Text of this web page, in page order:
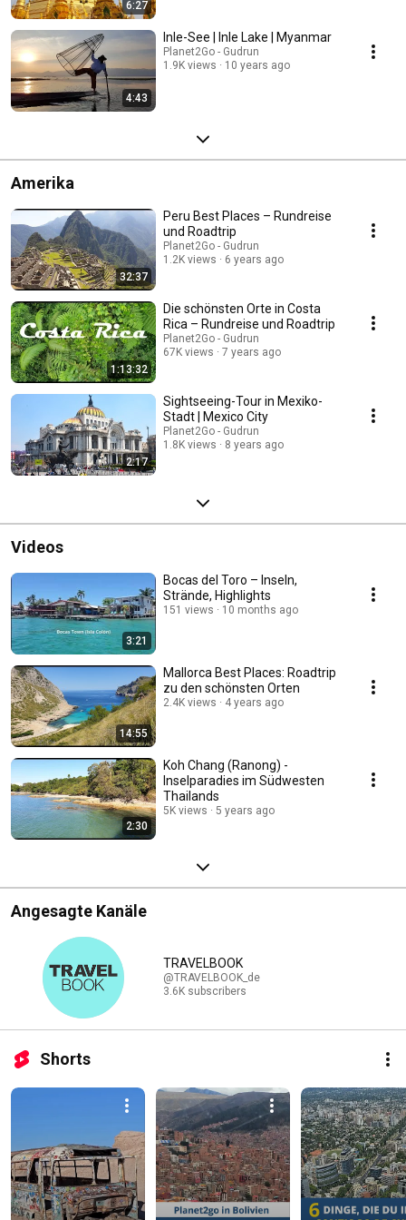
– Die ultimativen Tipps für Sparfüchse:
Ich heiße Gudrun Brandenburg, lebe in Berlin und arbeite seit 25 Jahren
als Redakteurin. In meiner Freizeit und in meinem Urlaub reise ich, so oft
ich kann. Du kannst auch nicht ohne Reisen leben? Dann freue ich mich
darauf, dich hier oder bei facebook kennenzulernen! Besuche meine
facebook-Seite: https://de-de.facebook.com/planet2go +++ IMPRESSUM
+++ http://www.klick-myanmar.de/impressum
6:27
4:43
Inle-See | Inle Lake | Myanmar
Planet2Go - Gudrun
1.9K views
10 years ago
Amerika
32:37
Peru Best Places – Rundreise
und Roadtrip
Planet2Go - Gudrun
1.2K views
6 years ago
1:13:32
Die schönsten Orte in Costa
Rica – Rundreise und Roadtrip
Planet2Go - Gudrun
67K views
7 years ago
2:17
Sightseeing-Tour in Mexiko-
Stadt | Mexico City
Planet2Go - Gudrun
1.8K views
8 years ago
Videos
3:21
Bocas del Toro – Inseln,
Strände, Highlights
151 views 10 months ago
14:55
Mallorca Best Places: Roadtrip
zu den schönsten Orten
2.4K views 4 years ago
2:30
Koh Chang (Ranong) -
Inselparadies im Südwesten
Thailands
5K views 5 years ago
Angesagte Kanäle
TRAVELBOOK
@TRAVELBOOK_de
3.6K subscribers
Shorts